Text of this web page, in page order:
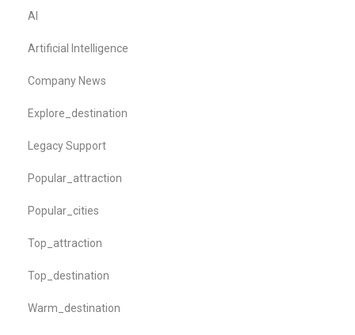
AI
Artificial Intelligence
Company News
Explore_destination
Legacy Support
Popular_attraction
Popular_cities
Top_attraction
Top_destination
Warm_destination